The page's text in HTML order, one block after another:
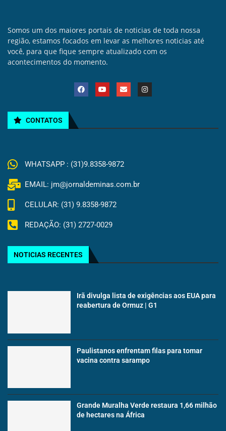
Somos um dos maiores portais de noticias de toda nossa
região, estamos focados em levar as melhores noticias até
você, para que fique sempre atualizado com os
acontecimentos do momento.
CONTATOS
WHATSAPP : (31)9.8358-9872
EMAIL: jm@jornaldeminas.com.br
CELULAR: (31) 9.8358-9872
REDAÇÃO: (31) 2727-0029
NOTICIAS RECENTES
Irã divulga lista de exigências aos EUA para
reabertura de Ormuz | G1
Paulistanos enfrentam filas para tomar
vacina contra sarampo
Grande Muralha Verde restaura 1,66 milhão
de hectares na África